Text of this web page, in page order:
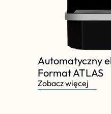
Automatyczny
Format ATLAS
Zobacz więcej